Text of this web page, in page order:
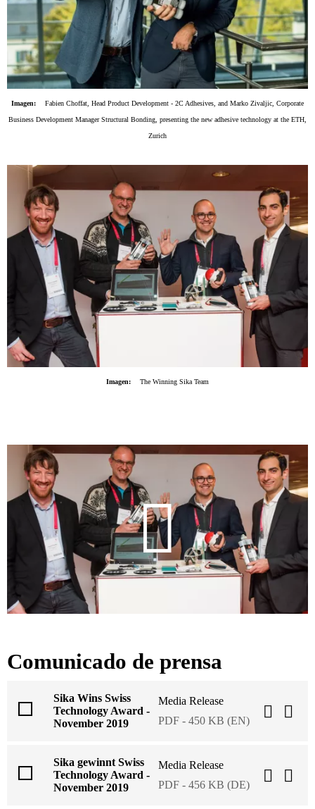
Imagen: Fabien Choffat, Head Product Development - 2C Adhesives, and Marko Zivaljic, Corporate
Business Development Manager Structural Bonding, presenting the new adhesive technology at the ETH,
Zurich
Imagen: The Winning Sika Team
Comunicado de prensa
Sika Wins Swiss
Technology Award -
November 2019
Media Release
PDF - 450 KB (EN)
Sika gewinnt Swiss
Technology Award -
November 2019
Media Release
PDF - 456 KB (DE)